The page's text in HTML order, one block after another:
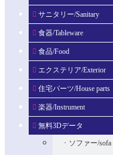
サニタリー/Sanitary
食器/Tableware
食品/Food
エクステリア/Exterior
住宅パーツ/House parts
楽器/Instrument
無料3Dデータ
ソファー/sofa